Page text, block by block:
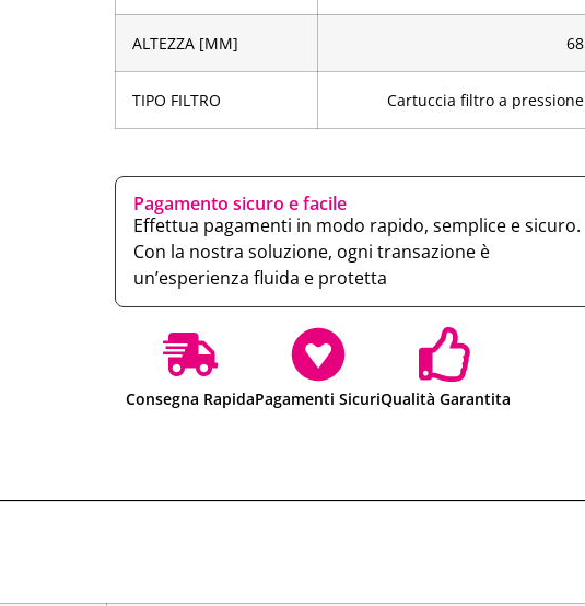
ALTEZZA [MM] 68
TIPO FILTRO Cartuccia filtro a pressione
Pagamento sicuro e facile
Effettua pagamenti in modo rapido, semplice e sicuro.
Con la nostra soluzione, ogni transazione è
un’esperienza fluida e protetta
Consegna RapidaPagamenti SicuriQualità Garantita